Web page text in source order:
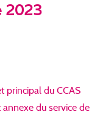
2023
principal du CCAS
du service de